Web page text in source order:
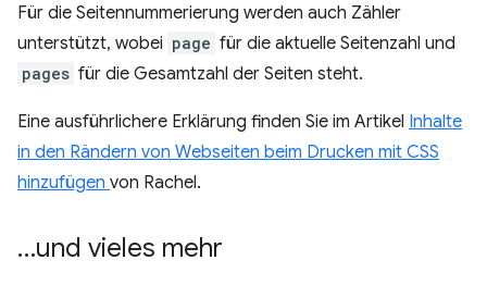
Für die Seitennummerierung werden auch Zähler
unterstützt, wobei page für die aktuelle Seitenzahl und
pages für die Gesamtzahl der Seiten steht.
Eine ausführlichere Erklärung finden Sie im Artikel Inhalte
in den Rändern von Webseiten beim Drucken mit CSS
hinzufügen von Rachel.
…und vieles mehr